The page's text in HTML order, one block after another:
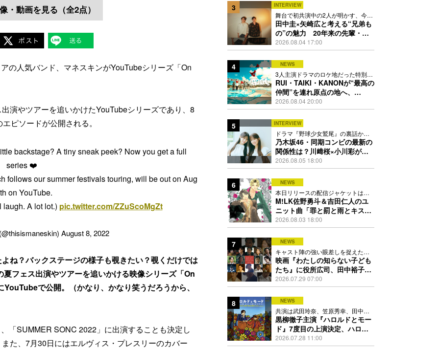
・動画を見る（全2点）
の人気バンド、マネスキンがYouTubeシリーズ「On
演やツアーを追いかけたYouTubeシリーズであり、8
ピソードが公開される。
backstage? A tiny sneak peek? Now you get a full
series ❤️
follows our summer festivals touring, will be out on Aug
on YouTube.
laugh. A lot lot.) pic.twitter.com/ZZuScoMgZt
August 8, 2022
ね？バックステージの様子も覗きたい？覗くだけでは
フェス出演やツアーを追いかける映像シリーズ「On
で公開。（かなり、かなり笑うだろうから、
「SUMMER SONC 2022」に出演することも決定し
た、7月30日にはエルヴィス・プレスリーのカバー
3 INTERVIEW
舞台で初共演中の2人が明かす、今の
自分をつくる恩人の存在
田中圭×矢崎広と考える“兄弟も
の”の魅力 20年来の先輩・後
輩が初めて見つけた互いの共通
点とは
2026.08.04 17:00
4 NEWS
3人主演ドラマのロケ地だった特別な
場所で撮影を敢行
RUI・TAIKI・KANONが“最高の
仲間”を連れ原点の地へ、
STARGLOW「GOTH」ダンス
映像公開
2026.08.04 20:00
5 INTERVIEW
ドラマ『野球少女鷲尾』の裏話から
隠れた素顔にたっぷり迫る
乃木坂46・同期コンビの最新の
関係性は？川﨑桜×小川彩が明
かす互いの推しポイント
2026.08.05 18:00
6 NEWS
本日リリースの配信ジャケットは
PEACH-PITが描き下ろし
M!LK佐野勇斗＆吉田仁人のユ
ニット曲「罪と罰と雨とキス」
MV公開、2人が霧雨と共に舞い
踊る
2026.08.03 18:00
7 NEWS
キャスト陣の強い眼差しを捉えたポ
スター、本予告も解禁
映画『わたしの知らない子ども
たち』に役所広司、田中裕子、
岡田准一、吉田羊、坂東龍汰ら
13人
2026.07.29 07:00
8 NEWS
共演は武田玲奈、笠原秀幸、田中要
次、井川遥
黒柳徹子主演『ハロルドとモー
ド』7度目の上演決定、ハロル
ド役はKEY TO LIT岩﨑大昇
2026.07.28 11:00